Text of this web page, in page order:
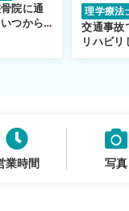
院に通
つから
理学療法
交通事故
リハビ
転院する
業時間 写真